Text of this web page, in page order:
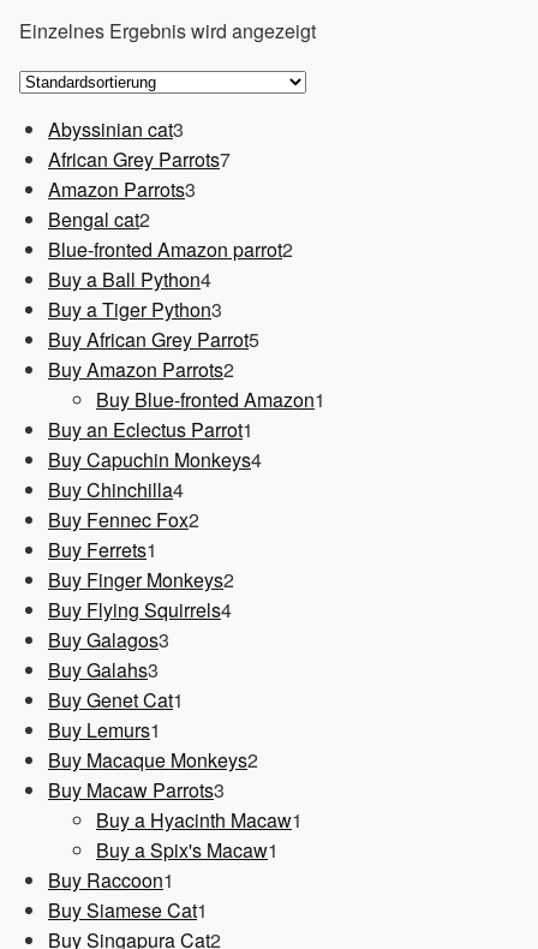
Einzelnes Ergebnis wird angezeigt
Abyssinian cat3
Produkte
African Grey Parrots77
Amazon Parrots3
Bengal cat22
Produkte
Blue-fronted Amazon parrot22
Buy a Ball Python44
Produkte
Buy a Tiger Python3
Produkte
Buy African Grey Parrot55
Buy Amazon Parrots22
Produkte
Buy Blue-fronted Amazon1
Buy an Eclectus Parrot1
Produkt
Buy Capuchin Monkeys44
Buy Chinchilla44
Produkte
Buy Fennec Fox22
Buy Ferrets1
Produkt
Buy Finger Monkeys22
Buy Flying Squirrels44
Buy Galagos3
Buy Galahs3
Produkte
Buy Genet Cat1
Buy Lemurs1
Produkt
Buy Macaque Monkeys22
Buy Macaw Parrots3
Produkte
Buy a Hyacinth Macaw1
Buy a Spix's Macaw1
Buy Raccoon1
Produkt
Buy Siamese Cat1
Produkt
Buy Singapura Cat22